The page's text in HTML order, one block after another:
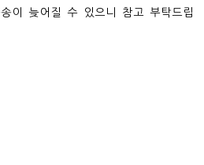
이 늦어질 수 있으니 참고 부탁드립